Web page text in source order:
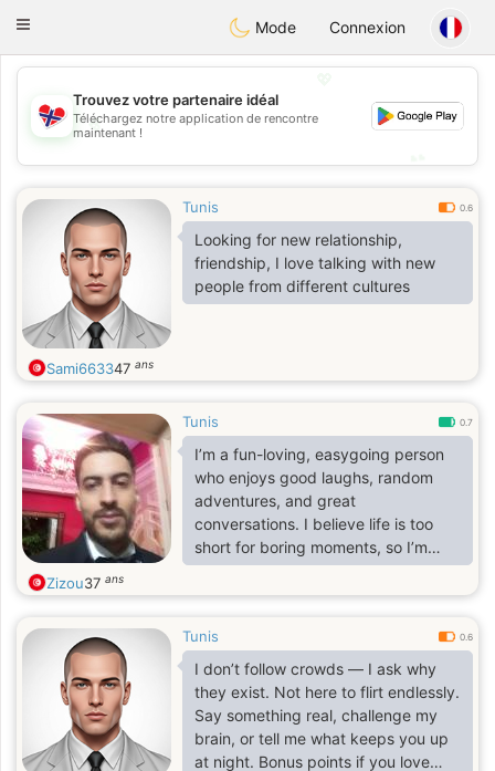
EkteNordmenn
Toggle
Mode Connexion
💖
💕
Trouvez votre partenaire idéal
Téléchargez notre application de rencontre
maintenant !
Tunis 0.6
Looking for new relationship,
friendship, I love talking with new
people from different cultures
Sami663347 ans
Tunis 0.7
I’m a fun-loving, easygoing person
who enjoys good laughs, random
adventures, and great
conversations. I believe life is too
short for boring moments, so I’m
here to meet someone cool, share
smiles, and see where the fun takes
Zizou37 ans
Tunis 0.6
I don’t follow crowds — I ask why
they exist. Not here to flirt endlessly.
Say something real, challenge my
brain, or tell me what keeps you up
at night. Bonus points if you love